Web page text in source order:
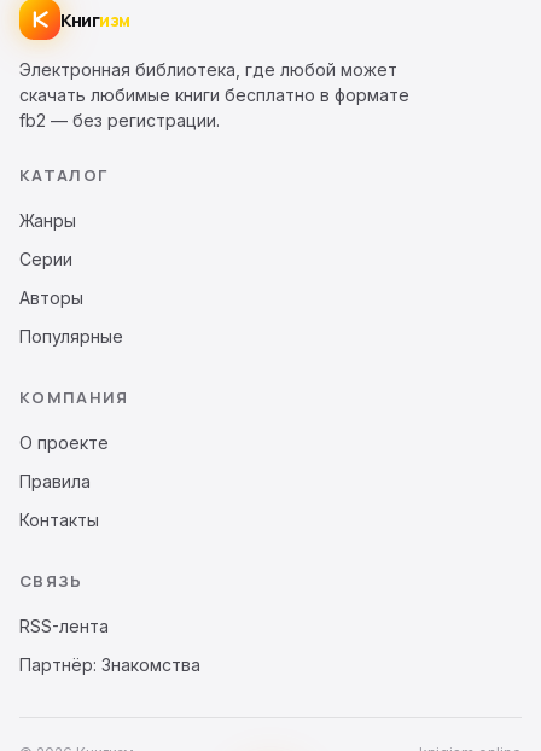
Книгизм
Электронная библиотека, где любой может
скачать любимые книги бесплатно в формате
fb2 — без регистрации.
КАТАЛОГ
Жанры
Серии
Авторы
Популярные
КОМПАНИЯ
О проекте
Правила
Контакты
СВЯЗЬ
RSS-лента
Партнёр: Знакомства